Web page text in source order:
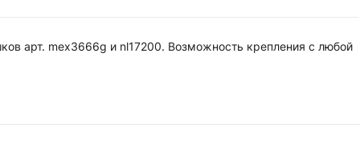
арт. mex3666g и nl17200. Возможность крепления с любой